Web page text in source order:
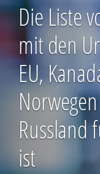
Die Liste
mit den
EU,
Russland
ist